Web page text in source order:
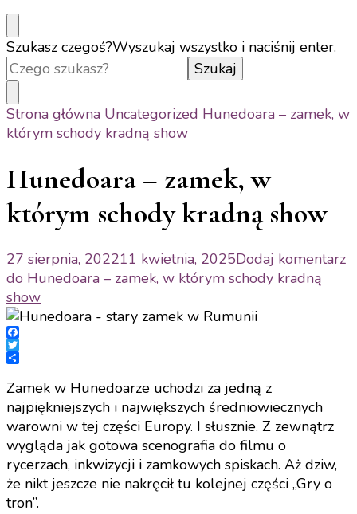
Szukasz czegoś?Wyszukaj wszystko i naciśnij enter.
Strona główna Uncategorized Hunedoara – zamek, w
którym schody kradną show
Hunedoara – zamek, w
którym schody kradną show
27 sierpnia, 202211 kwietnia, 2025Dodaj komentarz
do Hunedoara – zamek, w którym schody kradną
show
Facebook
Twitter
Share
Zamek w Hunedoarze uchodzi za jedną z
najpiękniejszych i największych średniowiecznych
warowni w tej części Europy. I słusznie. Z zewnątrz
wygląda jak gotowa scenografia do filmu o
rycerzach, inkwizycji i zamkowych spiskach. Aż dziw,
że nikt jeszcze nie nakręcił tu kolejnej części „Gry o
tron”.